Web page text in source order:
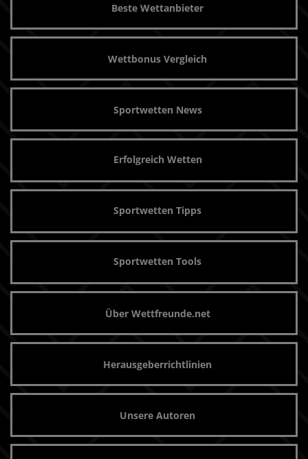
Beste Wettanbieter
Wettbonus Vergleich
Sportwetten News
Erfolgreich Wetten
Sportwetten Tipps
Sportwetten Tools
Über Wettfreunde.net
Herausgeberrichtlinien
Unsere Autoren